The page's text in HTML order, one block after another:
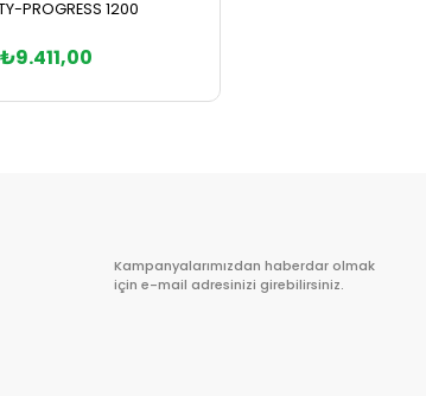
PROGRESS 1200
₺9.411,00
Kampanyalarımızdan haberdar olmak
için e-mail adresinizi girebilirsiniz.